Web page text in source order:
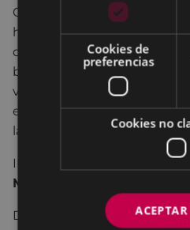
Quelonia es una historia en
habla de amistad y
de un lugar propio en un
beneficia a unos puede
viceversa. Una historia
entre los bastidores de un
la música en directo y el
INTÉRPRETES-MÚSICOS:
Maider López
DIRECCIÓN: Dora Cantero
Cookies de
preferencias
Cookies no